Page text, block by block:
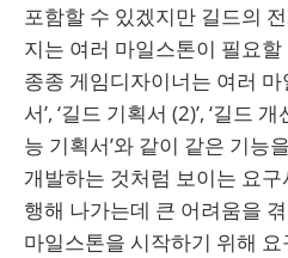
포함할 수 있겠지만 길드의
지는 여러 마일스톤이 필요
종종 게임디자이너는 여러 마
서’, ‘길드 기획서 (2)’, ‘길드
능 기획서’와 같이 같은 기능
개발하는 것처럼 보이는 요
행해 나가는데 큰 어려움을
마일스톤을 시작하기 위해 요